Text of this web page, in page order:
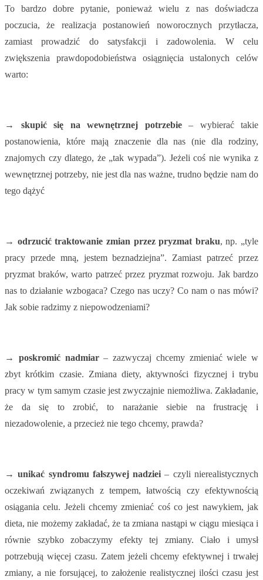
To bardzo dobre pytanie, ponieważ wielu z nas doświadcza
poczucia, że realizacja postanowień noworocznych przytłacza,
zamiast prowadzić do satysfakcji i zadowolenia. W celu
zwiększenia prawdopodobieństwa osiągnięcia ustalonych celów
warto:
→ skupić się na wewnętrznej potrzebie– wybierać takie
postanowienia, które mają znaczenie dla nas (nie dla rodziny,
znajomych czy dlatego, że „tak wypada”). Jeżeli coś nie wynika z
wewnętrznej potrzeby, nie jest dla nas ważne, trudno będzie nam do
tego dążyć
→ odrzucić traktowanie zmian przez pryzmat braku, np. „tyle
pracy przede mną, jestem beznadziejna”. Zamiast patrzeć przez
pryzmat braków, warto patrzeć przez pryzmat rozwoju. Jak bardzo
nas to działanie wzbogaca? Czego nas uczy? Co nam o nas mówi?
Jak sobie radzimy z niepowodzeniami?
→ poskromić nadmiar– zazwyczaj chcemy zmieniać wiele w
zbyt krótkim czasie. Zmiana diety, aktywności fizycznej i trybu
pracy w tym samym czasie jest zwyczajnie niemożliwa. Zakładanie,
że da się to zrobić, to narażanie siebie na frustrację i
niezadowolenie, a przecież nie tego chcemy, prawda?
→ unikać syndromu fałszywej nadziei – czyli nierealistycznych
oczekiwań związanych z tempem, łatwością czy efektywnością
osiągania celu. Jeżeli chcemy zmieniać coś co jest nawykiem, jak
dieta, nie możemy zakładać, że ta zmiana nastąpi w ciągu miesiąca i
równie szybko zobaczymy efekty tej zmiany. Ciało i umysł
potrzebują więcej czasu. Zatem jeżeli chcemy efektywnej i trwałej
zmiany, a nie forsującej, to założenie realistycznej ilości czasu jest